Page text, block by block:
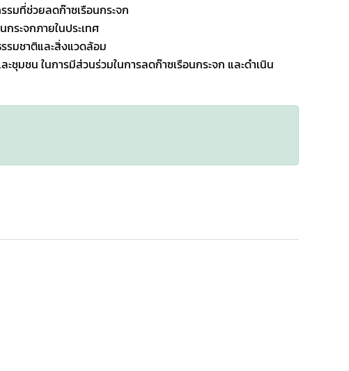
รมที่ช่วยลดก๊าซเรือนกระจก
ระจกภายในประเทศ
รมชาติและสิ่งแวดล้อม
ชุมชน ในการมีส่วนร่วมในการลดก๊าซเรือนกระจก และดำเนิน